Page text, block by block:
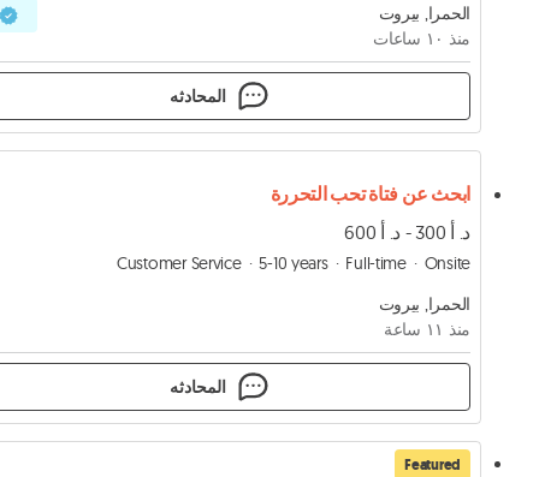
الحمرا, بيروت
منذ ١۰ ساعات
المحادثه
ابحث عن فتاة تحب التحررة
د. أ 300 - د. أ 600
Customer Service 5-10 years Full-time
Onsite
الحمرا, بيروت
منذ ١١ ساعة
المحادثه
Featured